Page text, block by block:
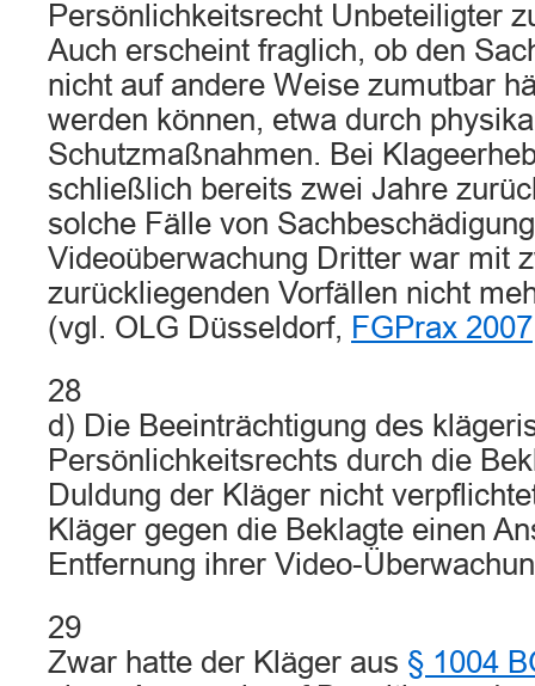
Persönlichkeitsrecht Unbeteiligter
Auch erscheint fraglich, ob den
nicht auf andere Weise zumutbar
werden können, etwa durch
Schutzmaßnahmen. Bei
schließlich bereits zwei Jahre
solche Fälle von
Videoüberwachung Dritter war mit
zurückliegenden Vorfällen nicht
(vgl. OLG Düsseldorf, FGPrax
28
d) Die Beeinträchtigung des
Persönlichkeitsrechts durch die
Duldung der Kläger nicht
Kläger gegen die Beklagte einen
Entfernung ihrer Video-
29
Zwar hatte der Kläger aus § 1004